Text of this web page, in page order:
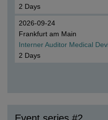
2 Days
2026-09-24
Frankfurt am Main
Interner Auditor Medical
2 Days